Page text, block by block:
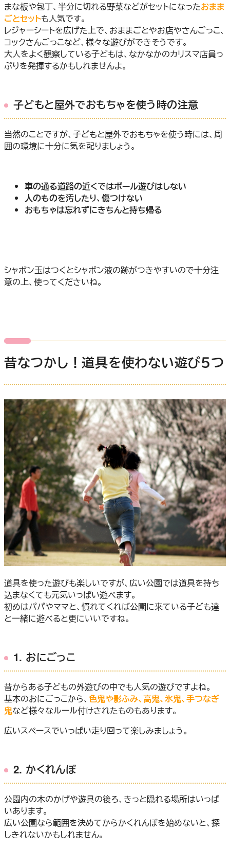
まな板や包丁、半分に切れる野菜などがセットになったおまま
ごとセットも人気です。
レジャーシートを広げた上で、おままごとやお店やさんごっこ、
コックさんごっこなど、様々な遊びができそうです。
大人をよく観察している子どもは、なかなかのカリスマ店員っ
ぷりを発揮するかもしれませんよ。
子どもと屋外でおもちゃを使う時の注意
当然のことですが、子どもと屋外でおもちゃを使う時には、周
囲の環境に十分に気を配りましょう。
車の通る道路の近くではボール遊びはしない
人のものを汚したり、傷つけない
おもちゃは忘れずにきちんと持ち帰る
シャボン玉はつくとシャボン液の跡がつきやすいので十分注
意の上、使ってくださいね。
昔なつかし！道具を使わない遊び５つ
道具を使った遊びも楽しいですが、広い公園では道具を持ち
込まなくても元気いっぱい遊べます。
初めはパパやママと、慣れてくれば公園に来ている子ども達
と一緒に遊べると更にいいですね。
1. おにごっこ
昔からある子どもの外遊びの中でも人気の遊びですよね。
基本のおにごっこから、 色鬼や影ふみ、高鬼、氷鬼、手つなぎ
鬼など様々なルール付けされたものもあります。
広いスペースでいっぱい走り回って楽しみましょう。
2. かくれんぼ
公園内の木のかげや遊具の後ろ、きっと隠れる場所はいっぱ
いあります。
広い公園なら範囲を決めてからかくれんぼを始めないと、探
しきれないかもしれません。